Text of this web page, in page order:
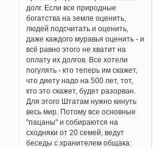
долг. Если все природные
богатства на земле оценить,
людей подсчитать и оценить,
даже каждого муравья оценить - и
всё равно этого не хватит на
оплату их долгов. Все хотели
погулять - кто теперь им скажет,
что диету надо на 500 лет, тот,
кто это скажет, будет разорван.
Для этого Штатам нужно кинуть
весь мир. Потому все основные
"пацаны" и собираются на
сходняки от 20 семей, ведут
беседы с хранителем общака: